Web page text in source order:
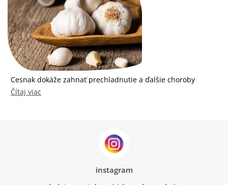
Cesnak dokáže zahnať prechladnutie a ďalšie choroby
Čítaj viac
instagram